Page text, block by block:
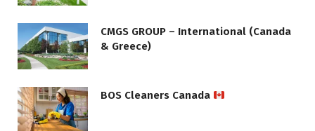
CMGS GROUP – International (Canada
& Greece)
BOS Cleaners Canada